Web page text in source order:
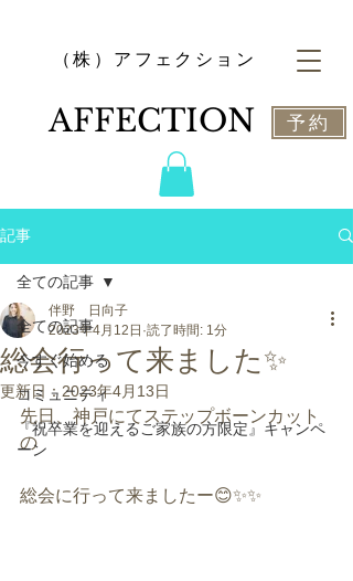
​（株）アフェクション
​AFFECTION 予約
記事
全ての記事
今すぐ始める
コミュニティ
『祝卒業を迎えるご家族の方限定』キャンペ
ーン
全ての記事
総会行って来ました✨
伴野 日向子
2023年4月12日 読了時間: 1分
更新日： 2023年4月13日
先日、神戸にてステップボーンカット
の
総会に行って来ましたー😊✨✨